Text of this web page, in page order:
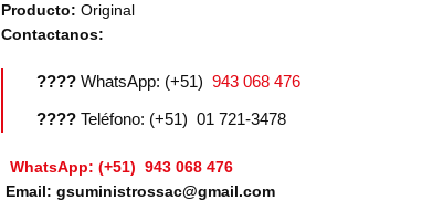
Producto: Original
Contactanos:
???? WhatsApp: (+51)943 068 476
????Teléfono: (+51) 01 721-3478
WhatsApp: (+51) 943 068 476
Email: gsuministrossac@gmail.com